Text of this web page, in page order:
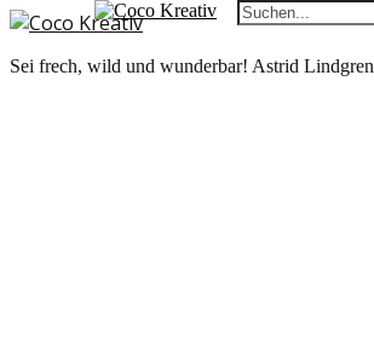
Sei frech, wild und wunderbar! Astrid Lindgren